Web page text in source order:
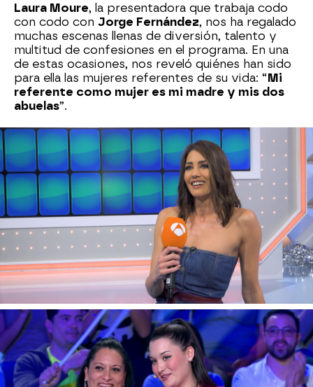
Laura Moure, la presentadora que trabaja codo
con codo con Jorge Fernández, nos ha regalado
muchas escenas llenas de diversión, talento y
multitud de confesiones en el programa. En una
de estas ocasiones, nos reveló quiénes han sido
para ella las mujeres referentes de su vida: “Mi
referente como mujer es mi madre y mis dos
abuelas”.
Herencia del esfuerzo
Madres e hijos han solido ir siempre de la mano
en cuanto a historia se refiere. A raíz de uno de
los paneles de 'La ruleta de la suerte', Jorge
Fernández explicóuno de los sucesos que más
ha marcado la historia de los Premios Nobel. Y
es que,Marie Curie
, la gran física de los siglos
XIX y XX, ganó el Premio Nobel de Química años
antes de que lograse su hija,Irène Curie, este
mismo hecho.
Críticas de una madre
La madre de uno de los concursantes de 'La
ruleta de la suerte', Juanma,tuvo un mensaje